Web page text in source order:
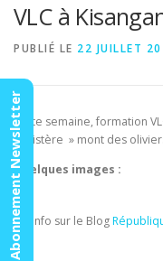
VLC à
PUBLIÉ LE 22 JUILLET
Cette semaine, formation
ministère » mont des
Quelques images :
+ d’info sur le Blog
Abonnement Newsletter